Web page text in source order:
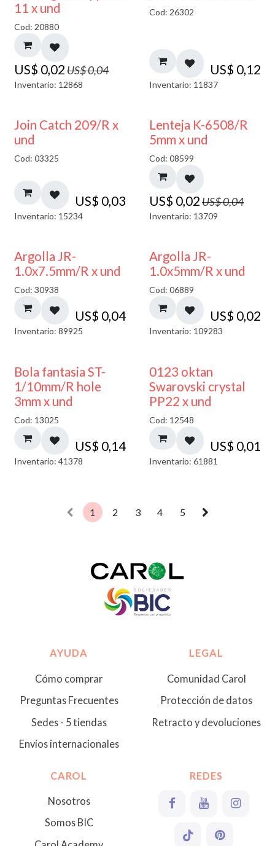
11 x und
Cod: 20880
US$ 0,02US$0,04
Inventario: 12868
Cod: 26302
US$ 0,12
Inventario: 11837
Join Catch 209/R x
und
Cod: 03325
US$ 0,03
Inventario: 15234
50% DESCUENTO
Lenteja K-6508/R
5mm x und
Cod: 08599
US$ 0,02US$0,04
Inventario: 13709
Argolla JR-
1.0x7.5mm/R x und
Cod: 30938
US$ 0,04
Inventario: 89925
Argolla JR-
1.0x5mm/R x und
Cod: 06889
US$ 0,02
Inventario: 109283
Bola fantasia ST-
1/10mm/R hole
3mm x und
Cod: 13025
US$ 0,14
Inventario: 41378
0123 oktan
Swarovski crystal
PP22 x und
Cod: 12548
US$ 0,01
Inventario: 61881
1 2 3 4 5
AYUDA
Cómo comprar
Preguntas Frecuentes
Sedes - 5 tiendas
Envíos internacionales
LEGAL
Comunidad Carol
Protección de datos
Retracto y devoluciones
CAROL
Nosotros
Somos BIC
REDES